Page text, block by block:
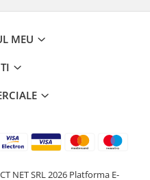
MEU
NET SRL 2026 Platforma E-